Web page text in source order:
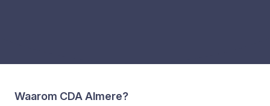
Waarom CDA Almere?